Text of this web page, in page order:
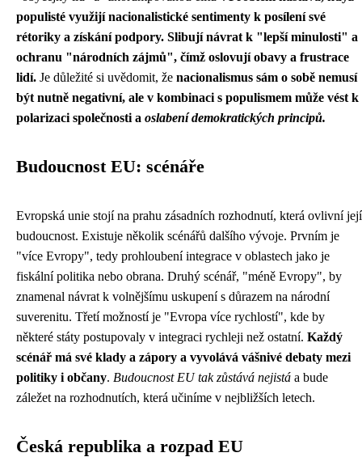
populisté využijí nacionalistické sentimenty k posílení své
rétoriky a získání podpory. Slibují návrat k "lepší minulosti" a
ochranu "národních zájmů", čímž oslovují obavy a frustrace
lidí. Je důležité si uvědomit, že nacionalismus sám o sobě nemusí
být nutně negativní, ale v kombinaci s populismem může vést k
polarizaci společnosti a oslabení demokratických principů.
Budoucnost EU: scénáře
Evropská unie stojí na prahu zásadních rozhodnutí, která ovlivní její
budoucnost. Existuje několik scénářů dalšího vývoje. Prvním je
"více Evropy", tedy prohloubení integrace v oblastech jako je
fiskální politika nebo obrana. Druhý scénář, "méně Evropy", by
znamenal návrat k volnějšímu uskupení s důrazem na národní
suverenitu. Třetí možností je "Evropa více rychlostí", kde by
některé státy postupovaly v integraci rychleji než ostatní. Každý
scénář má své klady a zápory a vyvolává vášnivé debaty mezi
politiky i občany. Budoucnost EU tak zůstává nejistá a bude
záležet na rozhodnutích, která učiníme v nejbližších letech.
Česká republika a rozpad EU